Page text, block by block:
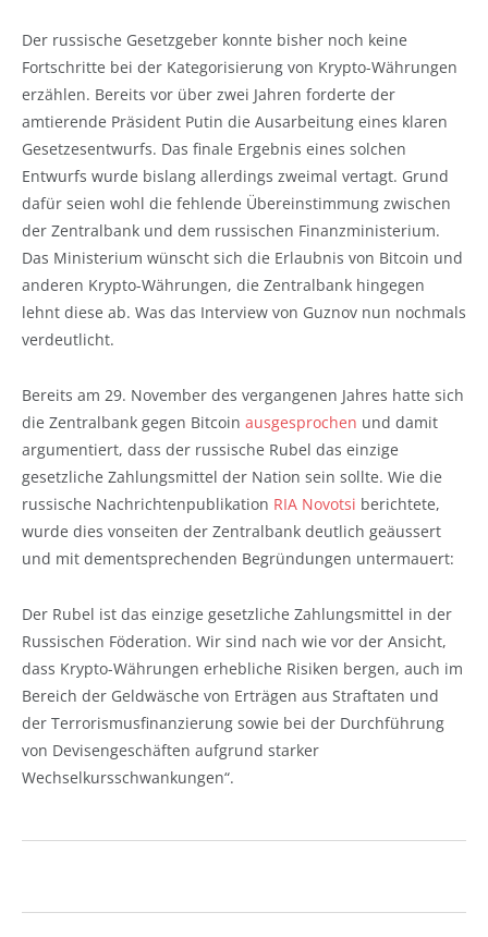
Der russische Gesetzgeber konnte bisher noch keine
Fortschritte bei der Kategorisierung von Krypto-Währungen
erzählen. Bereits vor über zwei Jahren forderte der
amtierende Präsident Putin die Ausarbeitung eines klaren
Gesetzesentwurfs. Das finale Ergebnis eines solchen
Entwurfs wurde bislang allerdings zweimal vertagt. Grund
dafür seien wohl die fehlende Übereinstimmung zwischen
der Zentralbank und dem russischen Finanzministerium.
Das Ministerium wünscht sich die Erlaubnis von Bitcoin und
anderen Krypto-Währungen, die Zentralbank hingegen
lehnt diese ab. Was das Interview von Guznov nun nochmals
verdeutlicht.
Bereits am 29. November des vergangenen Jahres hatte sich
die Zentralbank gegen Bitcoin ausgesprochen und damit
argumentiert, dass der russische Rubel das einzige
gesetzliche Zahlungsmittel der Nation sein sollte. Wie die
russische Nachrichtenpublikation RIA Novotsi berichtete,
wurde dies vonseiten der Zentralbank deutlich geäussert
und mit dementsprechenden Begründungen untermauert:
Der Rubel ist das einzige gesetzliche Zahlungsmittel in der
Russischen Föderation. Wir sind nach wie vor der Ansicht,
dass Krypto-Währungen erhebliche Risiken bergen, auch im
Bereich der Geldwäsche von Erträgen aus Straftaten und
der Terrorismusfinanzierung sowie bei der Durchführung
von Devisengeschäften aufgrund starker
Wechselkursschwankungen“.